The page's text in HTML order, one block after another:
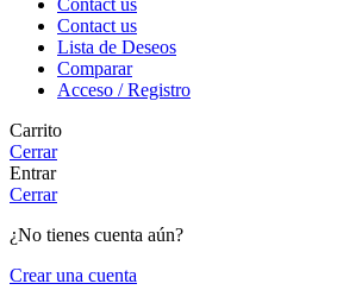
Contact us
Lista de Deseos
Comparar
Acceso / Registro
Carrito
Cerrar
Entrar
Cerrar
¿No tienes cuenta aún?
Crear una cuenta